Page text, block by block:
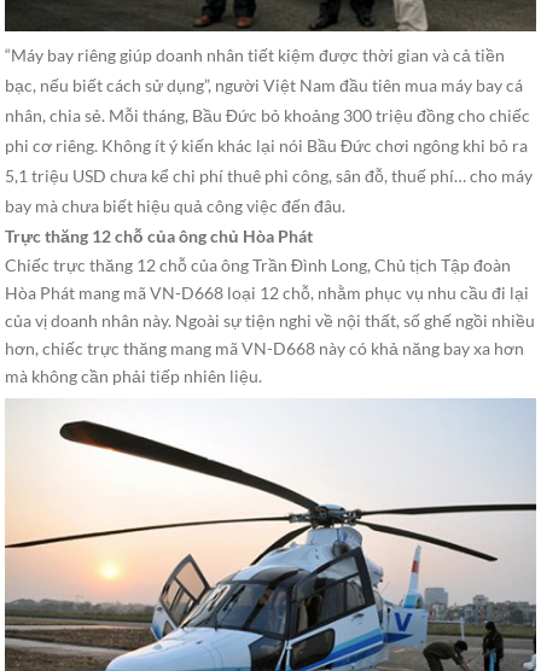
“Máy bay riêng giúp doanh nhân tiết kiệm được thời gian và cả tiền
bạc, nếu biết cách sử dụng”, người Việt Nam đầu tiên mua máy bay cá
nhân, chia sẻ. Mỗi tháng, Bầu Đức bỏ khoảng 300 triệu đồng cho chiếc
phi cơ riêng. Không ít ý kiến khác lại nói Bầu Đức chơi ngông khi bỏ ra
5,1 triệu USD chưa kể chi phí thuê phi công, sân đỗ, thuế phí… cho máy
bay mà chưa biết hiệu quả công việc đến đâu.
Trực thăng 12 chỗ của ông chủ Hòa Phát
Chiếc trực thăng 12 chỗ của ông Trần Đình Long, Chủ tịch Tập đoàn
Hòa Phát mang mã VN-D668 loại 12 chỗ, nhằm phục vụ nhu cầu đi lại
của vị doanh nhân này. Ngoài sự tiện nghi về nội thất, số ghế ngồi nhiều
hơn, chiếc trực thăng mang mã VN-D668 này có khả năng bay xa hơn
mà không cần phải tiếp nhiên liệu.